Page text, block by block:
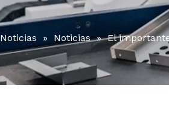
Noticias » Noticias » El